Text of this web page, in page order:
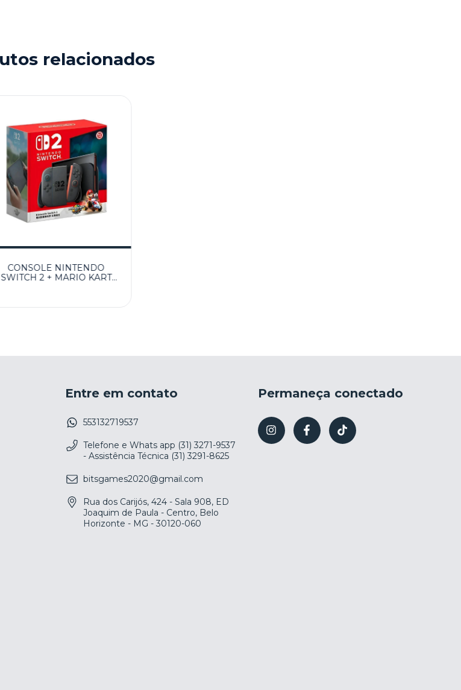
relacionados
CONSOLE NINTENDO
SWITCH 2 + MARIO KART
Entre em contato
553132719537
Telefone e Whats app (31) 3271-9537
- Assistência Técnica (31) 3291-8625
bitsgames2020@gmail.com
Rua dos Carijós, 424 - Sala 908, ED
Joaquim de Paula - Centro, Belo
Horizonte - MG - 30120-060
Permaneça conectado